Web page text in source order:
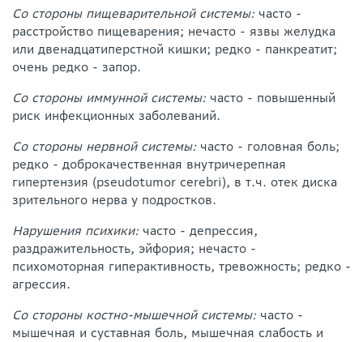
Со стороны пищеварительной системы:часто -
расстройство пищеварения; нечасто - язвы желудка
или двенадцатиперстной кишки; редко - панкреатит;
очень редко - запор.
Со стороны иммунной системы:часто - повышенный
риск инфекционных заболеваний.
Со стороны нервной системы:часто - головная боль;
редко - доброкачественная внутричерепная
гипертензия (pseudotumor cerebri), в т.ч. отек диска
зрительного нерва у подростков.
Нарушения психики:часто - депрессия,
раздражительность, эйфория; нечасто -
психомоторная гиперактивность, тревожность; редко -
агрессия.
Со стороны костно-мышечной системы:часто -
мышечная и суставная боль, мышечная слабость и